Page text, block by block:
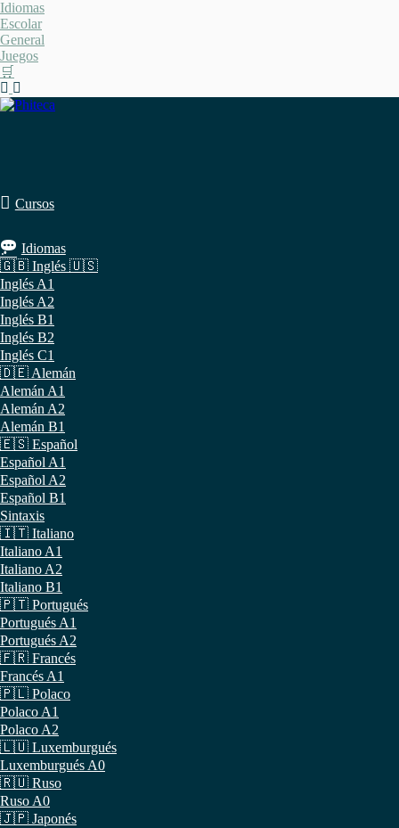
Saltar
al
contenido
Idiomas
Escolar
General
Juegos
🛒
Cursos
Idiomas
🇬🇧 Inglés 🇺🇸
Inglés A1
Inglés A2
Inglés B1
Inglés B2
Inglés C1
🇩🇪 Alemán
Alemán A1
Alemán A2
Alemán B1
🇪🇸 Español
Español A1
Español A2
Español B1
Sintaxis
🇮🇹 Italiano
Italiano A1
Italiano A2
Italiano B1
🇵🇹 Portugués
Portugués A1
Portugués A2
🇫🇷 Francés
Francés A1
🇵🇱 Polaco
Polaco A1
Polaco A2
🇱🇺 Luxemburgués
Luxemburgués A0
🇷🇺 Ruso
Ruso A0
🇯🇵 Japonés